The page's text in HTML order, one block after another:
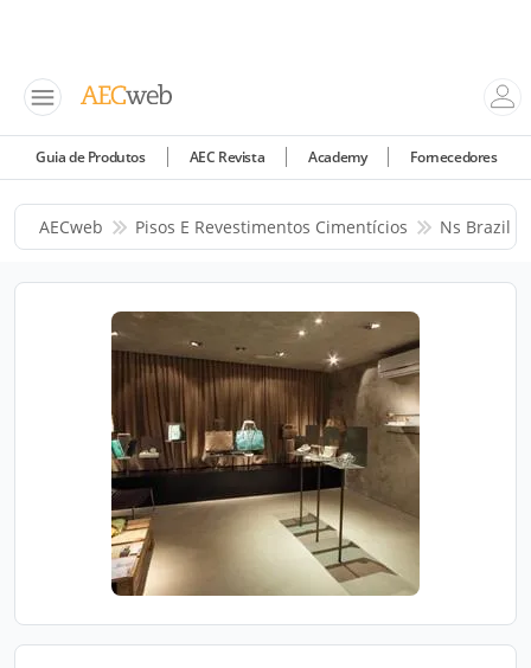
Guia de Produtos AEC Revista Academy Fornecedores
AECweb Pisos E Revestimentos Cimentícios Ns Brazil